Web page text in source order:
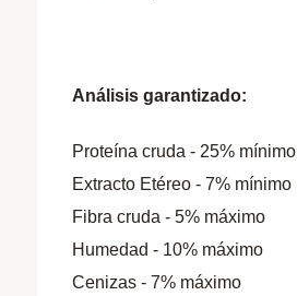
Análisis garantizado:
Proteína cruda - 25% mínimo
Extracto Etéreo - 7% mínimo
Fibra cruda - 5% máximo
Humedad - 10% máximo
Cenizas - 7% máximo